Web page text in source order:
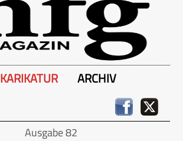
KARIKATUR
ARCHIV
Ausgabe 82